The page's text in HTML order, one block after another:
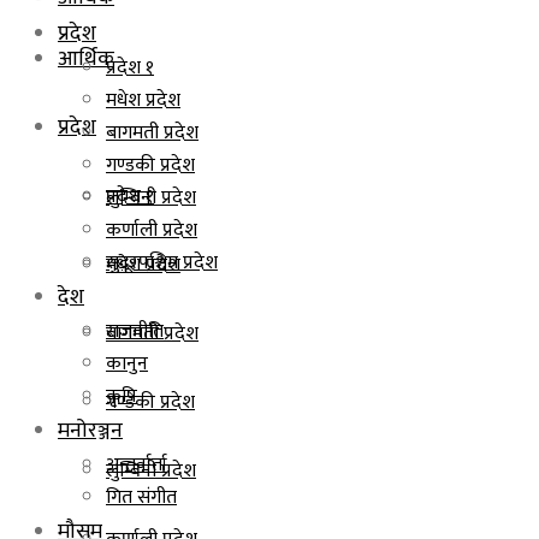
आर्थिक
प्रदेश
प्रदेश १
मधेश प्रदेश
बागमती प्रदेश
गण्डकी प्रदेश
लुम्बिनी प्रदेश
प्रदेश
प्रदेश १
मधेश प्रदेश
बागमती प्रदेश
गण्डकी प्रदेश
लुम्बिनी प्रदेश
कर्णाली प्रदेश
सुदूरपश्चिम प्रदेश
देश
राजनीति
कानुन
कृषि
मनोरञ्जन
अन्तर्वार्ता
गित संगीत
मौसम